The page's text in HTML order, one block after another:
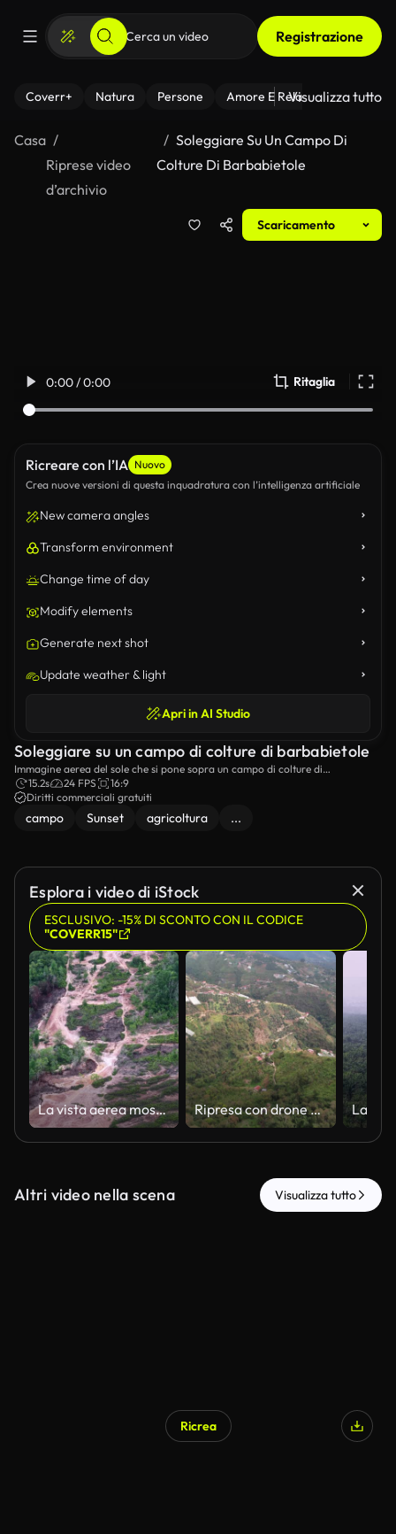
Registrazione
Coverr+ Natura Persone Amore E Relazioni Il
Visualizza tutto
Casa
Riprese video
d’archivio
Soleggiare Su Un Campo Di
Colture Di Barbabietole
Scaricamento
0:00 / 0:00 Ritaglia
Ricreare con l’IA Nuovo
Crea nuove versioni di questa inquadratura con l’intelligenza artificiale
New camera angles
Transform environment
Change time of day
Modify elements
Generate next shot
Update weather & light
Apri in AI Studio
Soleggiare su un campo di colture di barbabietole
Immagine aerea del sole che si pone sopra un campo di colture di
barbabietola.
15.2s 24 FPS
16:9
Diritti commerciali gratuiti
campo Sunset agricoltura ...
Esplora i video di iStock
ESCLUSIVO: -15% DI SCONTO CON IL CODICE
"COVERR15"
La vista aerea mostra terreni disboscati Ripresa con drone di una Montagna Tropicale Verde con serre e raccolti
Altri video nella scena Visualizza tutto
Ricrea